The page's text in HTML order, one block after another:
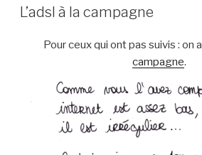
LE
L’adsl à la campagne
Pour ceux qui ont pas suivis : on a
campagne.